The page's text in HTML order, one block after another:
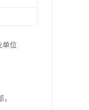
单位